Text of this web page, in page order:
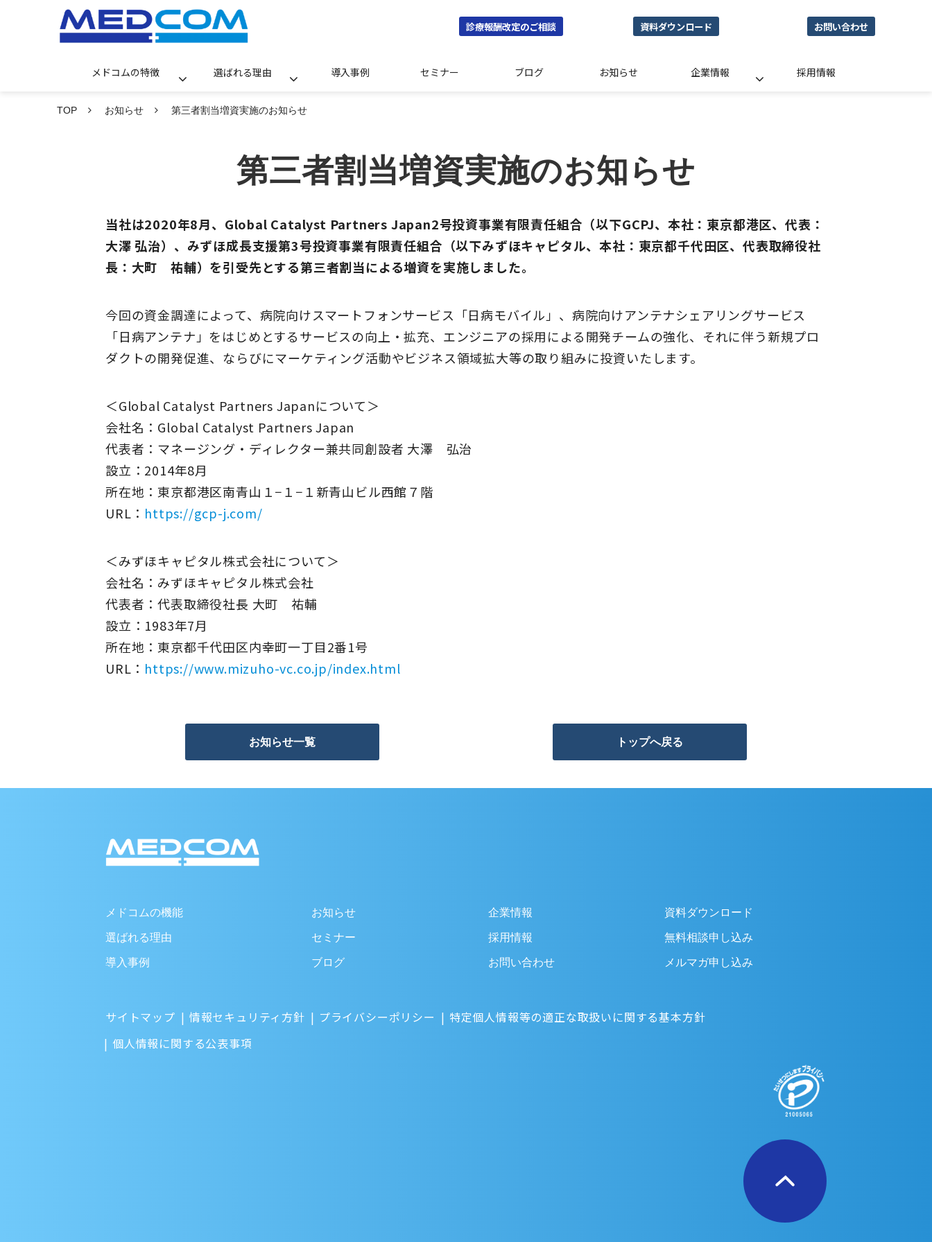
診療報酬改定のご相談 資料ダウンロード お問い合わせ
メドコムの特徴 選ばれる理由 導入事例 セミナー ブログ お知らせ 企業情報 採用情報
TOP お知らせ 第三者割当増資実施のお知らせ
第三者割当増資実施のお知らせ
当社は2020年8月、Global Catalyst Partners Japan2号投資事業有限責任組合（以下GCPJ、本社：東京都港区、代表：
大澤 弘治）、みずほ成長支援第3号投資事業有限責任組合（以下みずほキャピタル、本社：東京都千代田区、代表取締役社
長：大町 祐輔）を引受先とする第三者割当による増資を実施しました。
今回の資金調達によって、病院向けスマートフォンサービス「日病モバイル」、病院向けアンテナシェアリングサービス
「日病アンテナ」をはじめとするサービスの向上・拡充、エンジニアの採用による開発チームの強化、それに伴う新規プロ
ダクトの開発促進、ならびにマーケティング活動やビジネス領域拡大等の取り組みに投資いたします。
＜Global Catalyst Partners Japanについて＞
会社名：Global Catalyst Partners Japan
代表者：マネージング・ディレクター兼共同創設者 大澤 弘治
設立：2014年8月
所在地：東京都港区南青山１−１−１新青山ビル西館７階
URL： https://gcp-j.com/
＜みずほキャピタル株式会社について＞
会社名：みずほキャピタル株式会社
代表者：代表取締役社長 大町 祐輔
設立：1983年7月
所在地：東京都千代田区内幸町一丁目2番1号
URL： https://www.mizuho-vc.co.jp/index.html
お知らせ一覧 トップへ戻る
メドコムの機能
選ばれる理由
導入事例
お知らせ
セミナー
ブログ
企業情報
採用情報
お問い合わせ
資料ダウンロード
無料相談申し込み
メルマガ申し込み
サイトマップ 情報セキュリティ方針 プライバシーポリシー
特定個人情報等の適正な取扱いに関する基本方針
個人情報に関する公表事項